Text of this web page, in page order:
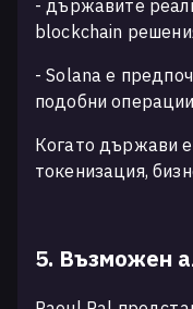
- държавите
blockchain
- Solana е
подобни
Когато държави
токенизация,
5. Възможен